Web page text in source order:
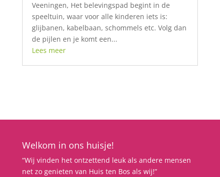
Veeningen, Het belevingspad begint in de
speeltuin, waar voor alle kinderen iets is:
glijbanen, kabelbaan, schommels etc. Volg dan
de pijlen en je komt een...
Lees meer
Welkom in ons huisje!
“Wij vinden het ontzettend leuk als andere mensen
net zo genieten van Huis ten Bos als wij!”